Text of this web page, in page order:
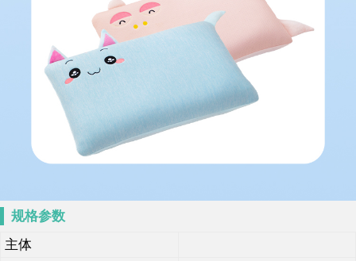
规格参数
主体